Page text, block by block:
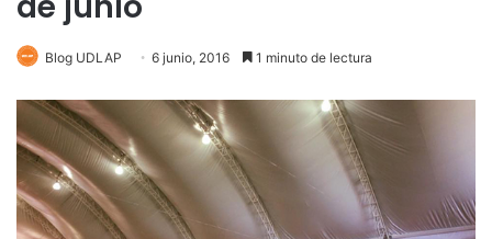
Blog UDLAP 6 junio, 2016 1 minuto de lectura